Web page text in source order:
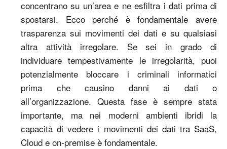
concentrano su un’area e ne esfiltra i dati prima di
spostarsi. Ecco perché è fondamentale avere
trasparenza sui movimenti dei dati e su qualsiasi
altra attività irregolare. Se sei in grado di
individuare tempestivamente le irregolarità, puoi
potenzialmente bloccare i criminali informatici
prima che causino danni ai dati o
all’organizzazione. Questa fase è sempre stata
importante, ma nei moderni ambienti ibridi la
capacità di vedere i movimenti dei dati tra SaaS,
Cloud e on-premise è fondamentale.